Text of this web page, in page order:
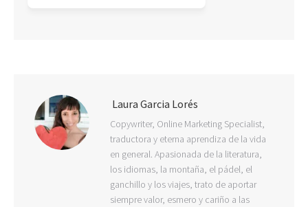
Laura Garcia Lorés
Copywriter, Online Marketing Specialist,
traductora y eterna aprendiza de la vida
en general. Apasionada de la literatura,
los idiomas, la montaña, el pádel, el
ganchillo y los viajes, trato de aportar
siempre valor, esmero y cariño a las